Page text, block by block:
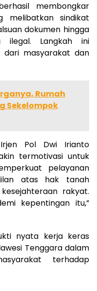
membongkar
melibatkan sindikat
dokumen hingga
ilegal. Langkah ini
dari masyarakat dan
Rumah
Sekelompok
Pol Dwi Irianto
termotivasi untuk
pelayanan
atas hak tanah
rakyat.
kepentingan itu,”
nyata kerja keras
Tenggara dalam
terhadap